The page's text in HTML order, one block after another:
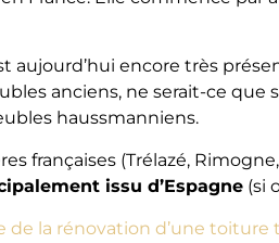
aujourd’hui encore très
anciens, ne serait-ce que
haussmanniens.
françaises (Trélazé,
issu d’Espagne(si
de la rénovation d’une toiture